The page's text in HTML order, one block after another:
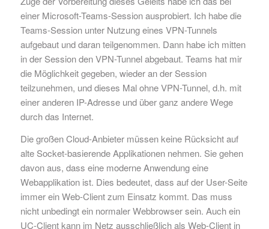
einer Microsoft-Teams-Session ausprobiert. Ich habe die
Teams-Session unter Nutzung eines VPN-Tunnels
aufgebaut und daran teilgenommen. Dann habe ich mitten
in der Session den VPN-Tunnel abgebaut. Teams hat mir
die Möglichkeit gegeben, wieder an der Session
teilzunehmen, und dieses Mal ohne VPN-Tunnel, d.h. mit
einer anderen IP-Adresse und über ganz andere Wege
durch das Internet.
Die großen Cloud-Anbieter müssen keine Rücksicht auf
alte Socket-basierende Applikationen nehmen. Sie gehen
davon aus, dass eine moderne Anwendung eine
Webapplikation ist. Dies bedeutet, dass auf der User-Seite
immer ein Web-Client zum Einsatz kommt. Das muss
nicht unbedingt ein normaler Webbrowser sein. Auch ein
UC-Client kann im Netz ausschließlich als Web-Client in